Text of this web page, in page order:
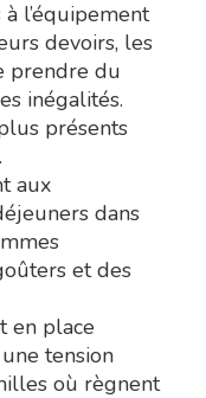
à l’équipement
devoirs, les
prendre du
inégalités.
présents
aux
dans
et des
en place
tension
où règnent